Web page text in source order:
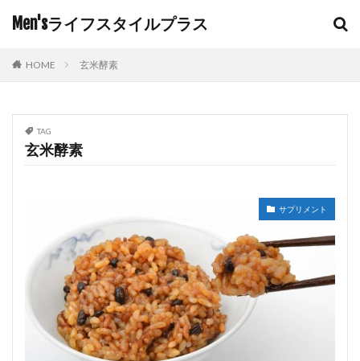
Men'sライフスタイルプラス
HOME 玄米酵素
TAG
玄米酵素
サプリメント